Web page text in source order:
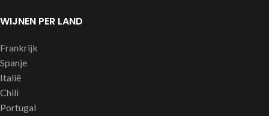
WIJNEN PER LAND
Frankrijk
Spanje
Italië
Chili
Portugal